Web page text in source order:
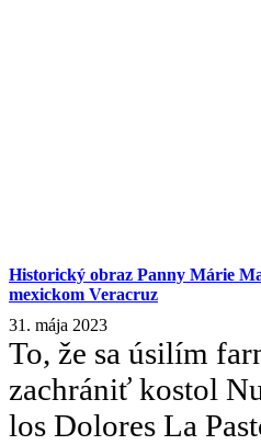
Historický obraz Panny Márie
mexickom Veracruz
31. mája 2023
To, že sa úsilím
zachrániť kostol
los Dolores La